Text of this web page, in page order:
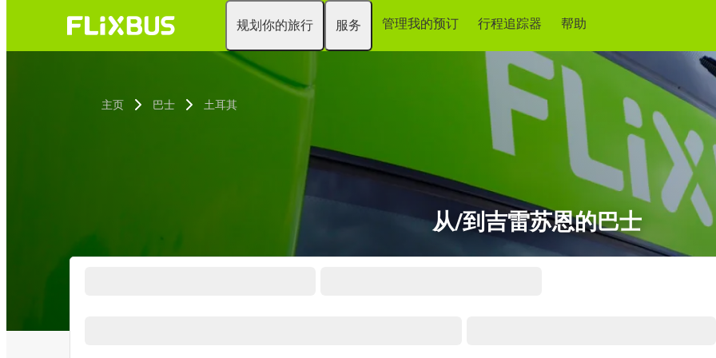
规划你的旅行 服务 管理我的预订 行程追踪器 帮助
主页 巴士 土耳其
从/到吉雷苏恩的巴士